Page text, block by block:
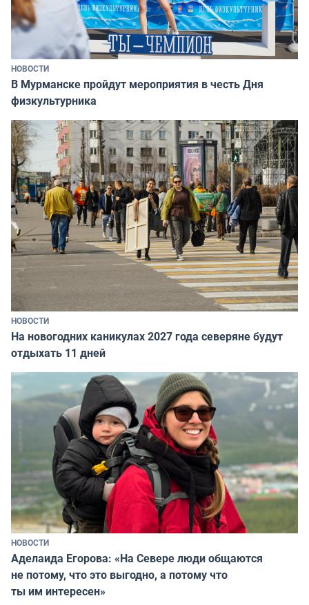
НОВОСТИ
В Мурманске пройдут мероприятия в честь Дня
физкультурника
НОВОСТИ
На новогодних каникулах 2027 года северяне будут
отдыхать 11 дней
НОВОСТИ
Аделаида Егорова: «На Севере люди общаются
не потому, что это выгодно, а потому что
ты им интересен»